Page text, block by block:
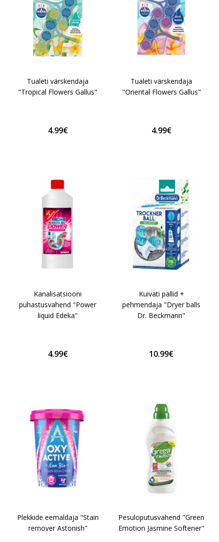
Tualeti värskendaja
"Tropical Flowers Gallus"
4.99€
Tualeti värskendaja
"Oriental Flowers Gallus"
4.99€
Kanalisatsiooni
puhastusvahend "Power
liquid Edeka"
4.99€
Kuivati pallid +
pehmendaja "Dryer balls
Dr. Beckmann"
10.99€
Plekkide eemaldaja "Stain
remover Astonish"
Pesuloputusvahend "Green
Emotion Jasmine Softener"